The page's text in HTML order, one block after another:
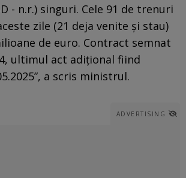
- n.r.) singuri. Cele 91 de trenuri
zile (21 deja venite și stau)
de euro. Contract semnat
ultimul act adițional fiind
a scris ministrul.
ADVERTISING